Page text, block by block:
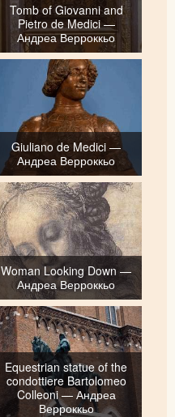
Tomb of Giovanni and
Pietro de Medici —
Андреа Верроккьо
Giuliano de Medici —
Андреа Верроккьо
Woman Looking Down —
Андреа Верроккьо
Equestrian statue of the
condottiere Bartolomeo
Colleoni — Андреа
Верроккьо